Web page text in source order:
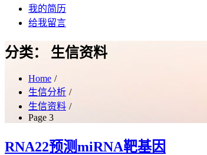
我的简历
给我留言
分类： 生信资料
Home
生信分析
生信资料
Page 3
RNA22预测miRNA靶基因